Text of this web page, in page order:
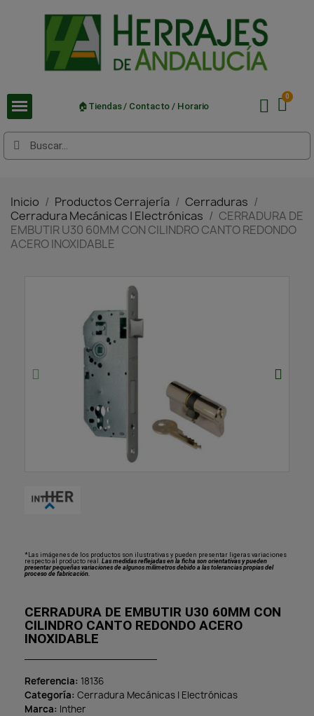
🏠Tiendas / Contacto / Horario
Inicio Productos Cerrajería
Cerraduras
Cerradura Mecánicas | Electrónicas
CERRADURA DE
EMBUTIR U30 60MM CON CILINDRO CANTO REDONDO
ACERO INOXIDABLE
*Las imágenes de los productos son ilustrativas y pueden presentar ligeras variaciones
respecto al producto real. Las medidas reflejadas en la ficha son orientativas y pueden
presentar pequeñas variaciones de algunos milímetros debido a las tolerancias propias del
proceso de fabricación.
CERRADURA DE EMBUTIR U30 60MM CON
CILINDRO CANTO REDONDO ACERO
INOXIDABLE
Referencia 18136
Categoría Cerradura Mecánicas | Electrónicas
Marca Inther